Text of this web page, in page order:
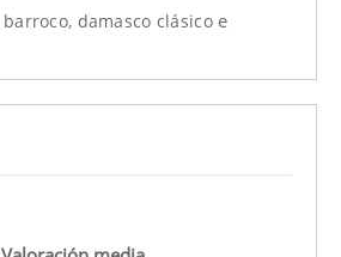
barroco, damasco clásico e